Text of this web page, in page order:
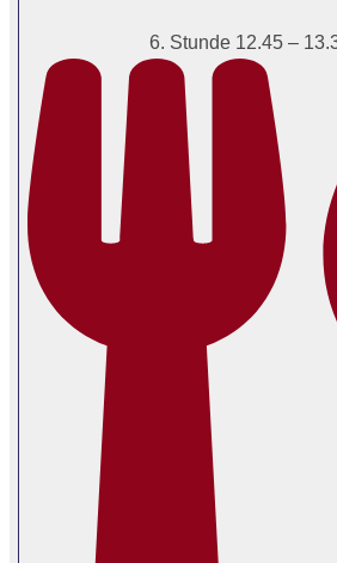
6. Stunde 12.45 –